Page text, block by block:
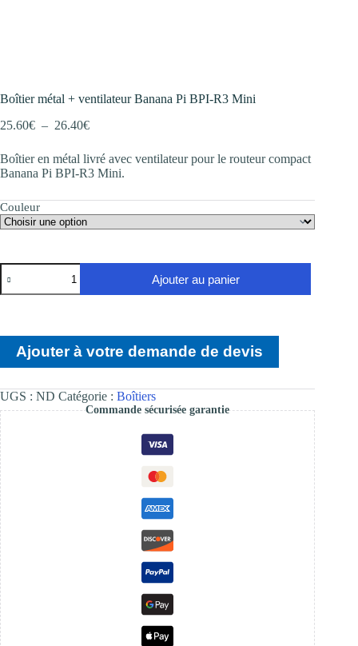
Boîtier métal + ventilateur Banana Pi BPI-R3 Mini
25.60€ – 26.40€Plage
prix :
25.60€
à
Boîtier en métal livré avec ventilateur pour le routeur compact
Banana Pi BPI-R3 Mini.
Couleur
quantité
de
Boîtier
ventilateur
Banana
R3
Mini
Ajouter au panier
Ajouter à votre demande de devis
UGS : ND Catégorie : Boîtiers
Commande sécurisée garantie